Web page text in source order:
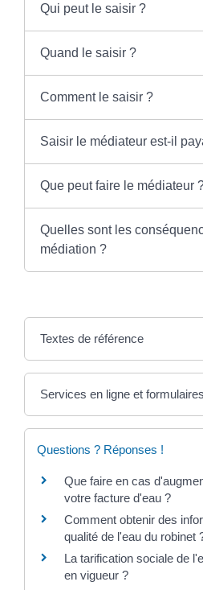
Qui peut le saisir ?
Quand le saisir ?
Comment le saisir ?
Saisir le médiateur est-il
Que peut faire le médiateur
Quelles sont les
médiation ?
Textes de référence
Services en ligne et formulaires
Questions ? Réponses !
Que faire en cas
votre facture d'eau ?
Comment obtenir des
qualité de l'eau du robinet
La tarification sociale de
en vigueur ?